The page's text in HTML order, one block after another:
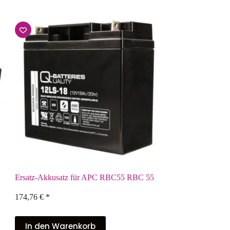
Ersatz-Akkusatz für APC RBC55 RBC 55
174,76 €*
In den Warenkorb